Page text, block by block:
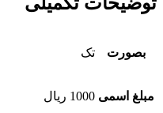
بصورت تک
مبلغ اسمی 1000 ریال